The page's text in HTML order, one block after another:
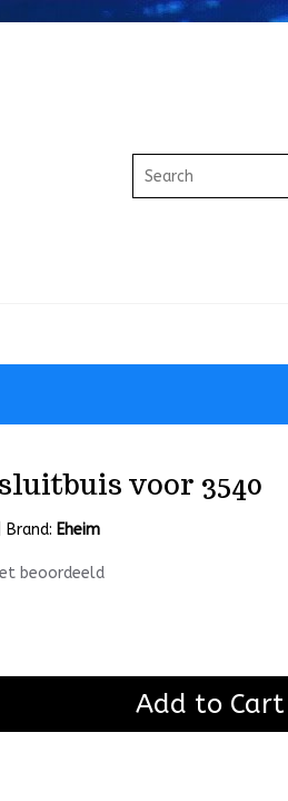
Search
voor 3540
Brand: Eheim
beoordeeld
Add to Cart